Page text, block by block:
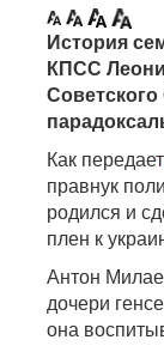
История
КПСС
Как передает
правнук
родился и
плен к
Антон
дочери
она